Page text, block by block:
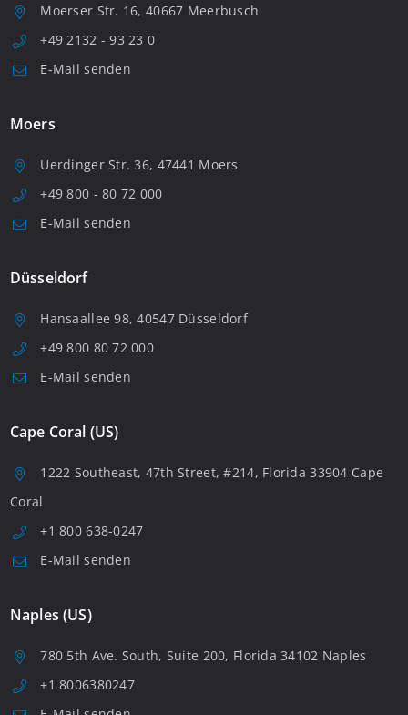
Moerser Str. 16, 40667 Meerbusch
+49 2132 - 93 23 0
E-Mail senden
Moers
Uerdinger Str. 36, 47441 Moers
+49 800 - 80 72 000
E-Mail senden
Düsseldorf
Hansaallee 98, 40547 Düsseldorf
+49 800 80 72 000
E-Mail senden
Cape Coral (US)
1222 Southeast, 47th Street, #214, Florida 33904 Cape
Coral
+1 800 638-0247
E-Mail senden
Naples (US)
780 5th Ave. South, Suite 200, Florida 34102 Naples
+1 8006380247